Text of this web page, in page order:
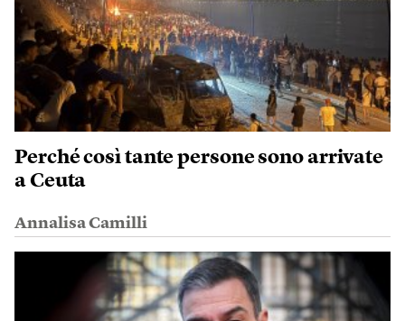
Perché così tante persone sono arrivate
a Ceuta
Annalisa Camilli